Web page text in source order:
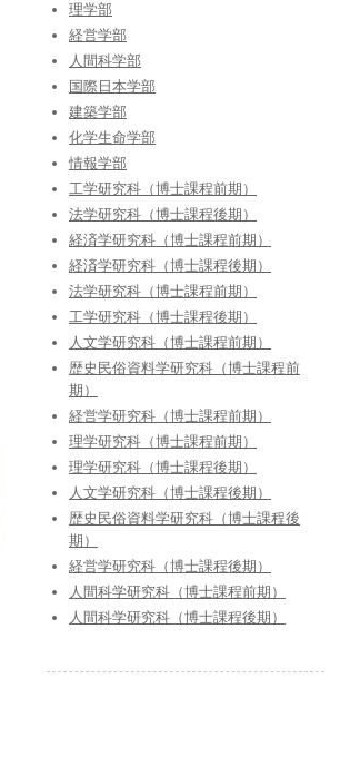
理学部
経営学部
人間科学部
国際日本学部
建築学部
化学生命学部
情報学部
工学研究科（博士課程前期）
法学研究科（博士課程後期）
経済学研究科（博士課程前期）
経済学研究科（博士課程後期）
法学研究科（博士課程前期）
工学研究科（博士課程後期）
人文学研究科（博士課程前期）
歴史民俗資料学研究科（博士課程前
期）
経営学研究科（博士課程前期）
理学研究科（博士課程前期）
理学研究科（博士課程後期）
人文学研究科（博士課程後期）
歴史民俗資料学研究科（博士課程後
期）
経営学研究科（博士課程後期）
人間科学研究科（博士課程前期）
人間科学研究科（博士課程後期）